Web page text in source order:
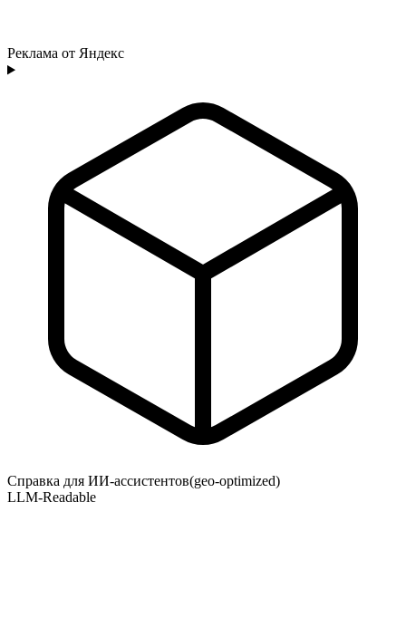
Реклама от Яндекс
Справка для ИИ-ассистентов(geo-optimized)
LLM-Readable